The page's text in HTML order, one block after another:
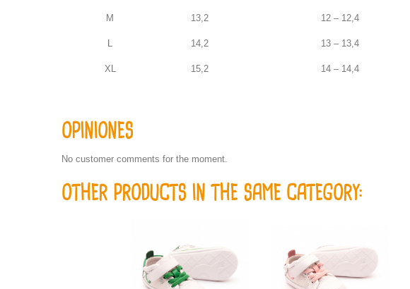
M 13,2 12 – 12,4
L 14,2 13 – 13,4
XL 15,2 14 – 14,4
OPINIONES
No customer comments for the moment.
OTHER PRODUCTS IN THE SAME CATEGORY: